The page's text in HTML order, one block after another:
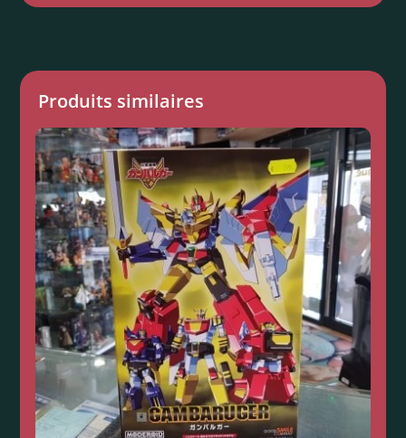
Produits similaires